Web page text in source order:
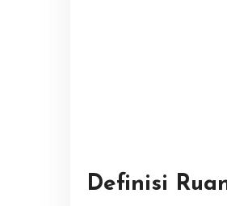
Definisi